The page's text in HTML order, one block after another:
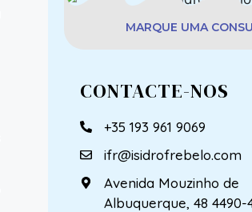
MARQUE UMA
CONTACTE-NOS
+35 193 961 9069
ifr@isidrofrebelo.com
Avenida Mouzinho de
Albuquerque, 48 4490-